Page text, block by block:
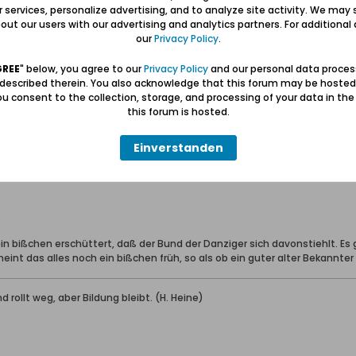
Danziger zusammenarbeitet. ist nicht informiert wie mir vorhin
Ausgabe von Unser Danzig wird Näheres darüber zu lesen sein.
Geborgen sein und eine Heimat haben (Carl Lange)
Führer und Volontär in der Gedenkstätte/Museum "Deutsches
po muzeum "Muzeum Stutthof w Sztutowie - Niemiecki
bißchen erschüttert, daß der Bund der Danziger sich davonstiehlt.
das alles noch ein bißchen früh, so als ob ein guter alter
rollt weg, aber Bildung bleibt. (H. Heine)
services, personalize advertising, and to analyze site activity. We may
our users with our advertising and analytics partners. For additional
ourPrivacy Policy.
" below, you agree to ourPrivacy Policyand our personal data
therein. You also acknowledge that this forum may be
consent to the collection, storage, and processing of your data in
this forum is hosted.
Einverstanden